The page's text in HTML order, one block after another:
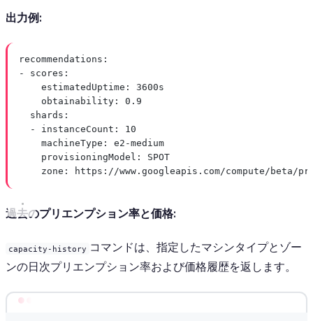
出力例:
recommendations :
- scores :
estimatedUptime : 3600s
obtainability : 0.9
shards :
- instanceCount : 10
machineType : e2-medium
provisioningModel : SPOT
zone : https://www.googleapis.com/compute/beta/
過去のプリエンプション率と価格:
capacity-history コマンドは、指定したマシンタイプとゾー
ンの日次プリエンプション率および価格履歴を返します。